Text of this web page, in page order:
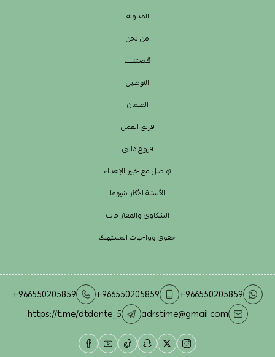
المدونة
من نحن
قـصـتـنــــــا
التوصيل
الضمان
فريق العمل
فروع دانتي
تواصل مع خبير الإهداء
الأسئلة الأكثر شيوعا
الشكاوى والمقترحات
حقوق وواجبات المستهلك
+966550205859
+966550205859
+966550205859
adrstime@gmail.com
https://t.me/dtdante_5